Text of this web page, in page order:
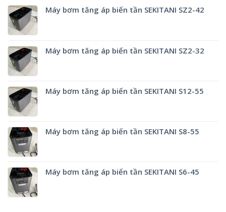
Máy bơm tăng áp biến tần SEKITANI SZ2-42
Máy bơm tăng áp biến tần SEKITANI SZ2-32
Máy bơm tăng áp biến tần SEKITANI S12-55
Máy bơm tăng áp biến tần SEKITANI S8-55
Máy bơm tăng áp biến tần SEKITANI S6-45